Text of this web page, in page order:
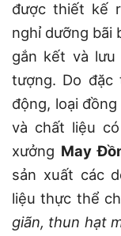
được thiết kế
nghỉ dưỡng bãi
gắn kết và
tượng. Do đặc
động, loại
và chất liệu
xưởng May
sản xuất các
liệu thực thể
giãn, thun hạt